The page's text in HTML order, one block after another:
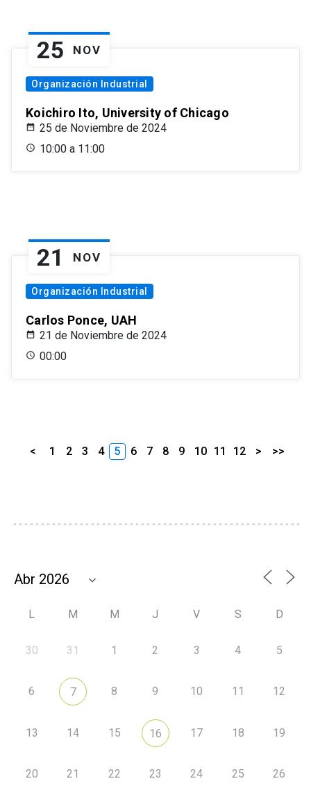
25 NOV
Organización Industrial
Koichiro Ito, University of Chicago
25 de Noviembre de 2024
10:00 a 11:00
21 NOV
Organización Industrial
Carlos Ponce, UAH
21 de Noviembre de 2024
00:00
< 1 2 3 4 5 6 7 8 9 10 11 12 > >>
L M M J V S D
30 31 1 2 3 4 5
6 7 8 9 10 11 12
13 14 15 16 17 18 19
20 21 22 23 24 25 26